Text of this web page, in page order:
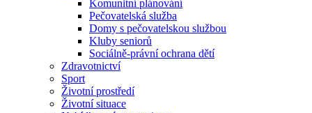
Komunitní plánování
Pečovatelská služba
Domy s pečovatelskou službou
Kluby seniorů
Sociálně-právní ochrana dětí
Zdravotnictví
Sport
Životní prostředí
Životní situace